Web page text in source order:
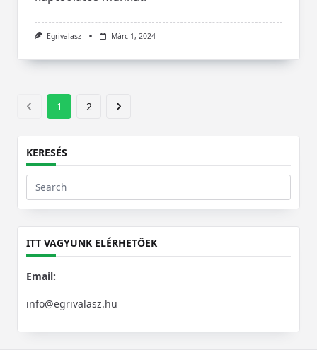
Egrivalasz Márc 1, 2024
1 2
KERESÉS
Search
for:
ITT VAGYUNK ELÉRHETŐEK
Email:
info@egrivalasz.hu